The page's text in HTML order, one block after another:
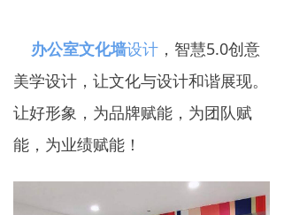
办公室文化墙设计 ，智慧5.0创意
美学设计，让文化与设计和谐展现。
让好形象，为品牌赋能，为团队赋
能，为业绩赋能！